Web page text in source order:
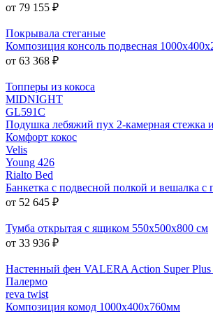
от 79 155 ₽
Покрывала стеганые
Композиция консоль подвесная
от 63 368 ₽
Топперы из кокоса
MIDNIGHT
GL591C
Подушка лебяжий пух 2-камерная стежка
Комфорт кокос
Velis
Young 426
Rialto Bed
Банкетка с подвесной полкой и вешалка с
от 52 645 ₽
Тумба открытая с ящиком 550x500x800 см
от 33 936 ₽
Настенный фен VALERA Action Super Plus
Палермо
reva twist
Композиция комод 1000х400х760мм